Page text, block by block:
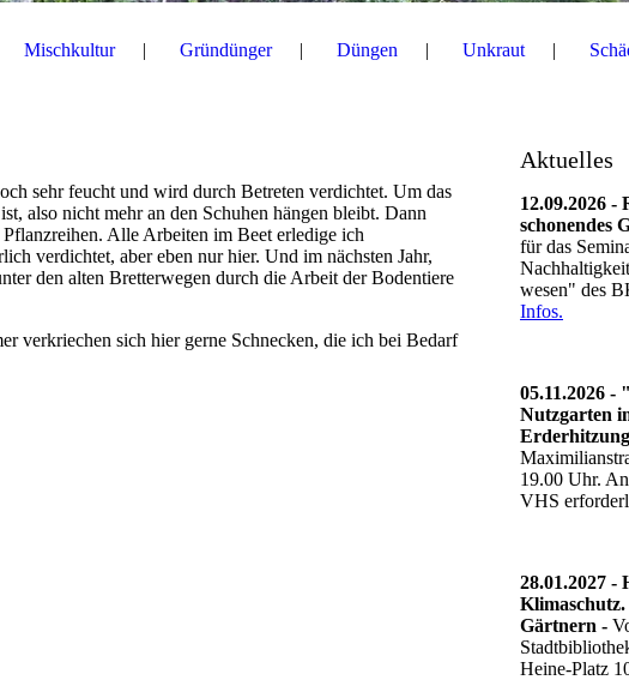
Mischkultur Gründünger Düngen Unkraut
sehr feucht und wird durch Betreten verdichtet. Um das
also nicht mehr an den Schuhen hängen bleibt. Dann
Alle Arbeiten im Beet erledige ich
verdichtet, aber eben nur hier. Und im nächsten Jahr,
den alten Bretterwegen durch die Arbeit der Bodentiere
verkriechen sich hier gerne Schnecken, die ich bei Bedarf
Aktuelles
12.09.2026 -
schonendes
für das
wesen" des
Infos.
05.11.2026 -
Nutzgarten
19.00 Uhr.
VHS
28.01.2027 -
Gärtnern -
Heine-Platz